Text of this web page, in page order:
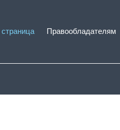
Правообладателям